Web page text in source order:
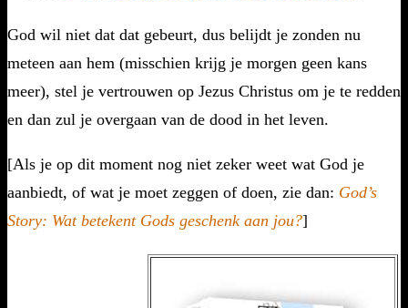
God wil niet dat dat gebeurt, dus belijdt je zonden nu
meteen aan hem (misschien krijg je morgen geen kans
meer), stel je vertrouwen op Jezus Christus om je te redden
en dan zul je overgaan van de dood in het leven.
[Als je op dit moment nog niet zeker weet wat God je
aanbiedt, of wat je moet zeggen of doen, zie dan: God’s
Story: Wat betekent Gods geschenk aan jou?]